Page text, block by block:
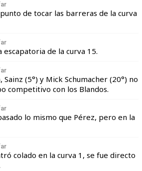
de tocar las barreras de la curva
escapatoria de la curva 15.
Sainz (5°) y Mick Schumacher (20°) no
competitivo con los Blandos.
lo mismo que Pérez, pero en la
colado en la curva 1, se fue directo